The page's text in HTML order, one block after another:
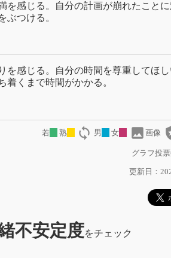
を感じる。自分の計画が崩れたことに
ぶつける。
を感じる。自分の時間を尊重してほし
着くまで時間がかかる。
若 熟 loop 男 女 image画像
グラフ投
更新日：
不安定度をチェック